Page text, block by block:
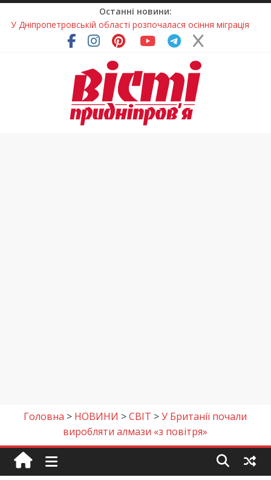
Останні новини:
У Дніпропетровській області розпочалася осіння міграція
На Дніпропетровщині вводять сезонну заборону на вилов
Петриківський розпис у всій красі: нова виставка відкрилася
на Дніпропетровщині
У Дніпрі на три місяці можуть обмежити рух на Вокзальній
Головна > НОВИНИ >СВІТ >У Британії почали
виробляти алмази «з повітря»